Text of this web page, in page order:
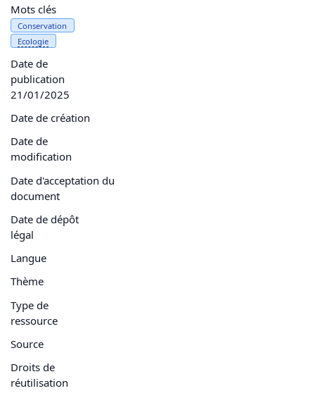
Mots clés
Conservation
Ecologie
Date de
publication
21/01/2025
Date de création
Date de
modification
Date d'acceptation du
document
Date de dépôt
légal
Langue
Thème
Type de
ressource
Source
Droits de
réutilisation